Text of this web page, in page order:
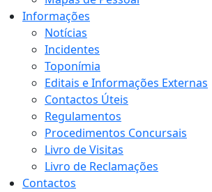
Informações
Notícias
Incidentes
Toponímia
Editais e Informações Externas
Contactos Úteis
Regulamentos
Procedimentos Concursais
Livro de Visitas
Livro de Reclamações
Contactos